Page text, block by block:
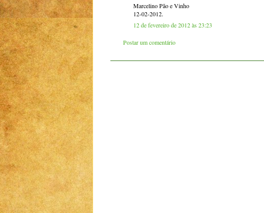
Marcelino Pão e Vinho
12-02-2012.
12 de fevereiro de 2012 às 23:23
Postar um comentário